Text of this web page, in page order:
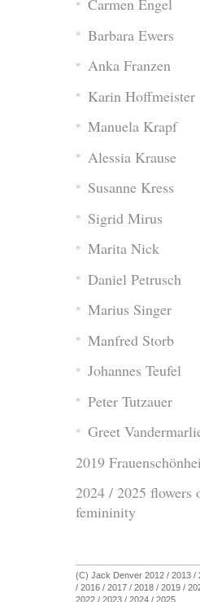
Carmen Engel
Barbara Ewers
Anka Franzen
Karin Hoffmeister
Manuela Krapf
Alessia Krause
Susanne Kress
Sigrid Mirus
Marita Nick
Daniel Petrusch
Marius Singer
Manfred Storb
Johannes Teufel
Peter Tutzauer
Greet
2019
2024 / 2025 flowers
femininity
(C) Jack Denver 2012 / 2013 /
/ 2016 / 2017 / 2018 / 2019 /
2022 / 2023 / 2024 / 2025